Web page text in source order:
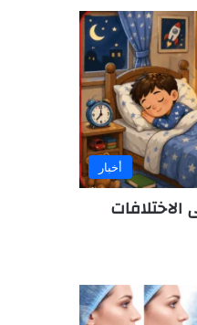
أخبار